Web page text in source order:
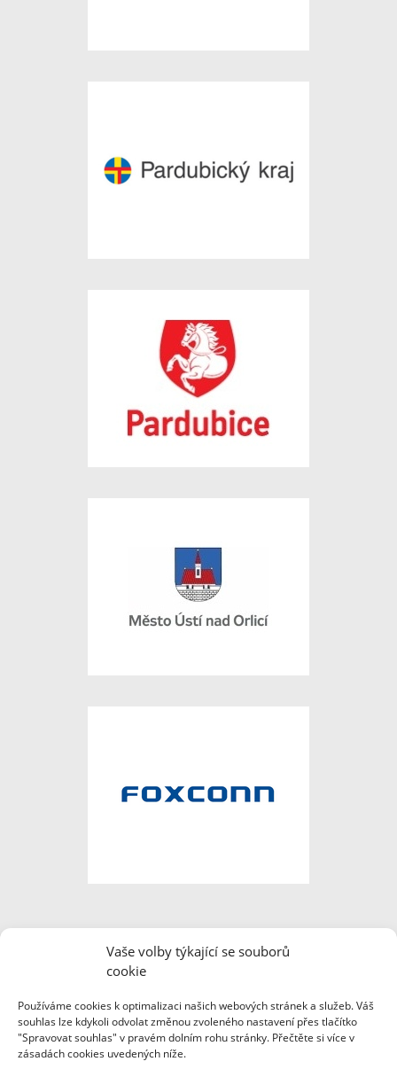
Vaše volby týkající se souborů
cookie
Používáme cookies k optimalizaci našich webových stránek a služeb. Váš
souhlas lze kdykoli odvolat změnou zvoleného nastavení přes tlačítko
"Spravovat souhlas" v pravém dolním rohu stránky. Přečtěte si více v
zásadách cookies uvedených níže.